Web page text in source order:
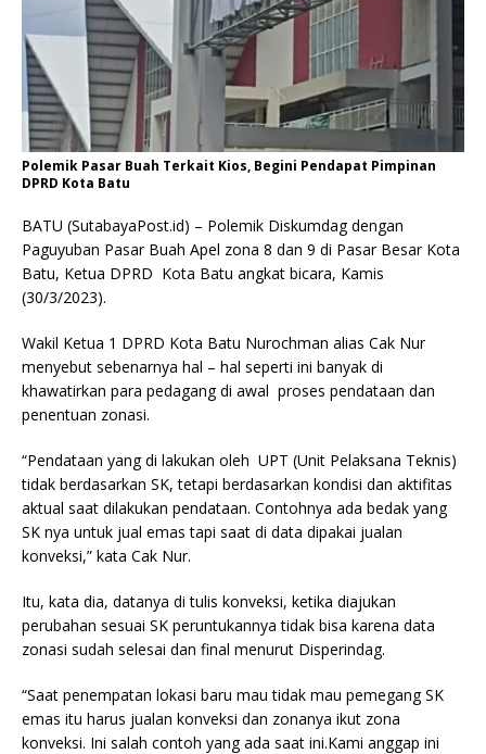
Polemik Pasar Buah Terkait Kios, Begini Pendapat Pimpinan
DPRD Kota Batu
BATU (SutabayaPost.id) – Polemik Diskumdag dengan
Paguyuban Pasar Buah Apel zona 8 dan 9 di Pasar Besar Kota
Batu, Ketua DPRD Kota Batu angkat bicara, Kamis
(30/3/2023).
Wakil Ketua 1 DPRD Kota Batu Nurochman alias Cak Nur
menyebut sebenarnya hal – hal seperti ini banyak di
khawatirkan para pedagang di awal proses pendataan dan
penentuan zonasi.
“Pendataan yang di lakukan oleh UPT (Unit Pelaksana Teknis)
tidak berdasarkan SK, tetapi berdasarkan kondisi dan aktifitas
aktual saat dilakukan pendataan. Contohnya ada bedak yang
SK nya untuk jual emas tapi saat di data dipakai jualan
konveksi,” kata Cak Nur.
Itu, kata dia, datanya di tulis konveksi, ketika diajukan
perubahan sesuai SK peruntukannya tidak bisa karena data
zonasi sudah selesai dan final menurut Disperindag.
“Saat penempatan lokasi baru mau tidak mau pemegang SK
emas itu harus jualan konveksi dan zonanya ikut zona
konveksi. Ini salah contoh yang ada saat ini.Kami anggap ini